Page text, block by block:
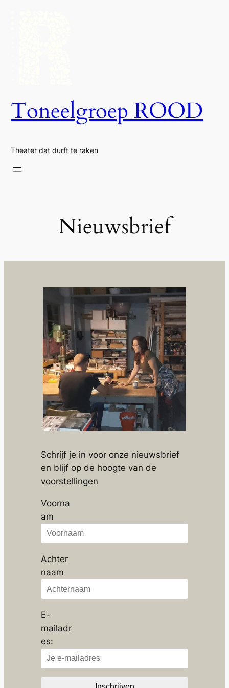
Toneelgroep ROOD
Theater dat durft te raken
Nieuwsbrief
Schrijf je in voor onze nieuwsbrief
en blijf op de hoogte van de
voorstellingen
Voorna
am
Achter
naam
E-
mailadr
es: